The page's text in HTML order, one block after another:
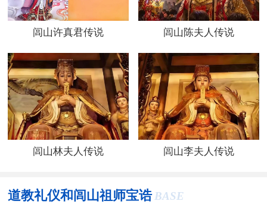
闾山许真君传说 闾山陈夫人传说
闾山林夫人传说 闾山李夫人传说
道教礼仪和闾山祖师宝诰 BASE